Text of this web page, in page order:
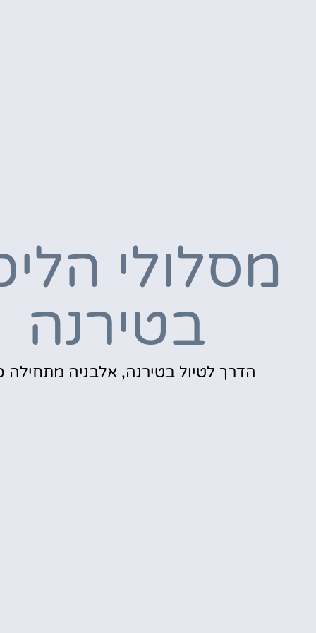
מסלולי
בטירנה
הדרך לטיול בטירנה, אלבניה מתחילה